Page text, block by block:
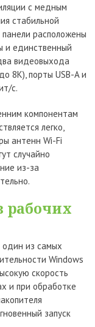
с медным
стабильной
расположены
и единственный
видеовыхода
8K), порты USB-A и
с.
компонентам
легко,
антенн Wi-Fi
случайно
из-за
рабочих
один из самых
Windows
скорость
и при обработке
запуск